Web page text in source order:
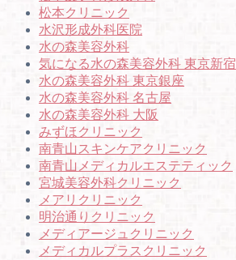
松本クリニック
水沢形成外科医院
水の森美容外科
気になる水の森美容外科 東京新宿
水の森美容外科 東京銀座
水の森美容外科 名古屋
水の森美容外科 大阪
みずほクリニック
南青山スキンケアクリニック
南青山メディカルエステティック
宮城美容外科クリニック
メアリクリニック
明治通りクリニック
メディアージュクリニック
メディカルプラスクリニック